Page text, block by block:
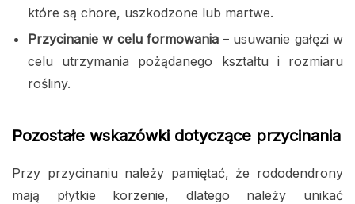
które są chore, uszkodzone lub martwe.
Przycinanie w celu formowania– usuwanie gałęzi w
celu utrzymania pożądanego kształtu i rozmiaru
rośliny.
Pozostałe wskazówki dotyczące przycinania
Przy przycinaniu należy pamiętać, że rododendrony
mają płytkie korzenie, dlatego należy unikać